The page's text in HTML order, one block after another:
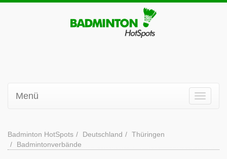
Menü
Badminton HotSpots Deutschland
Thüringen
Badmintonverbände